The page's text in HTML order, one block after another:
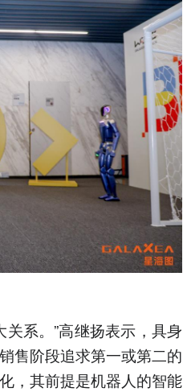
系。”高继扬表示，具身
售阶段追求第一或第二的
，其前提是机器人的智能